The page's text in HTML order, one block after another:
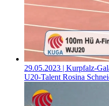
29.05.2023 | Kurpfalz-
U20-Talent Rosina